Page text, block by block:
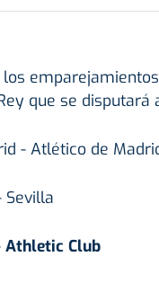
los
que se disputará
- Atlético de
Sevilla
Athletic Club